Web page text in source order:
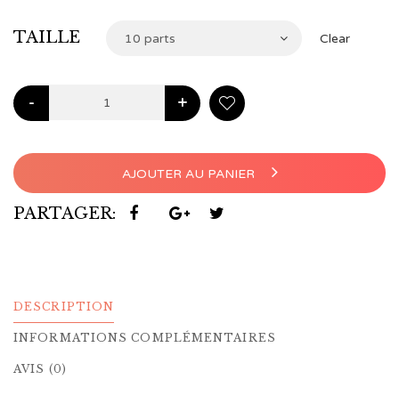
TAILLE 10 parts Clear
- +
AJOUTER AU PANIER
PARTAGER:
DESCRIPTION
INFORMATIONS COMPLÉMENTAIRES
AVIS (0)